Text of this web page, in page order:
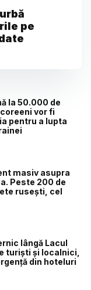
pe
la 50.000 de
vor fi
pentru a lupta
masiv asupra
Peste 200 de
rusești, cel
lângă Lacul
turiști și localnici,
din hoteluri